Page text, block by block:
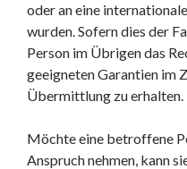
oder an eine
wurden. Sofern dies der
Person im Übrigen das
geeigneten Garantien im
Übermittlung zu erhalten.
Möchte eine betroffene
Anspruch nehmen, kann